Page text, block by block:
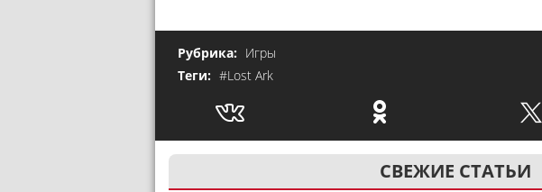
Рубрика: Игры
Теги: #Lost Ark
СВЕЖИЕ СТАТЬИ